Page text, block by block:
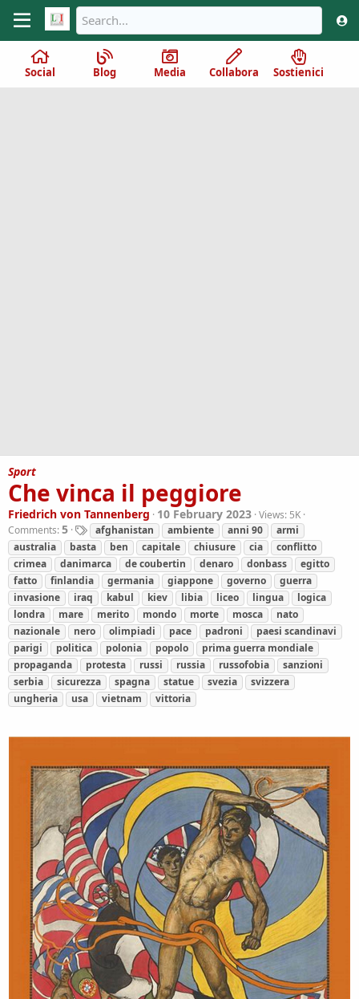
Social Blog Media Collabora Sostienici
Sport
Che vinca il peggiore
Friedrich von Tannenberg 10 February 2023 Views: 5K
Comments:5
T
a
g
s
afghanistan ambiente anni 90
armi
australia
basta ben capitale chiusure cia
conflitto
crimea
danimarca de coubertin denaro donbass
egitto
fatto
finlandia germania giappone governo
guerra
invasione
iraq kabul kiev libia liceo lingua
logica
londra
mare merito mondo morte mosca
nato
nazionale
nero olimpiadi pace padroni
paesi scandinavi
parigi
politica polonia popolo
prima guerra mondiale
propaganda
protesta russi russia russofobia
sanzioni
serbia
sicurezza spagna statue svezia
svizzera
ungheria
usa vietnam vittoria